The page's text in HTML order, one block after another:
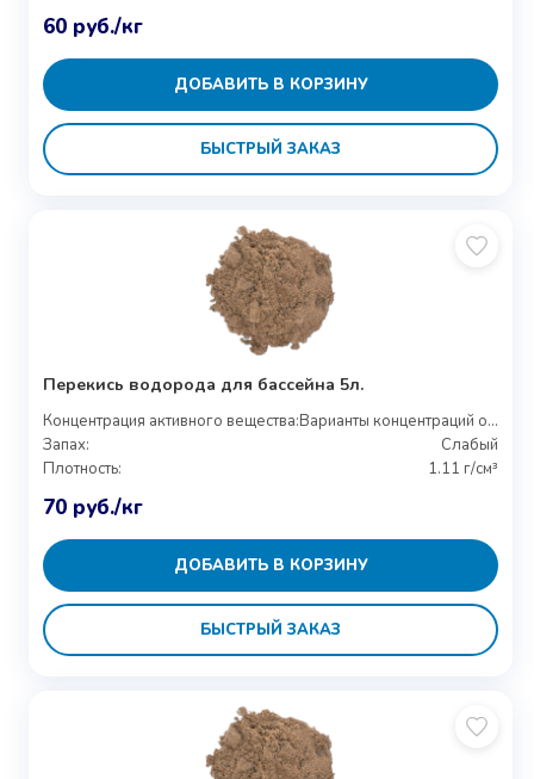
60 руб./кг
ДОБАВИТЬ В КОРЗИНУ
БЫСТРЫЙ ЗАКАЗ
Перекись водорода для бассейна 5л.
Концентрация активного вещества:
Варианты концентраций от 27% до 37%
Запах:
Слабый
Плотность:
1.11 г/см³
70 руб./кг
ДОБАВИТЬ В КОРЗИНУ
БЫСТРЫЙ ЗАКАЗ